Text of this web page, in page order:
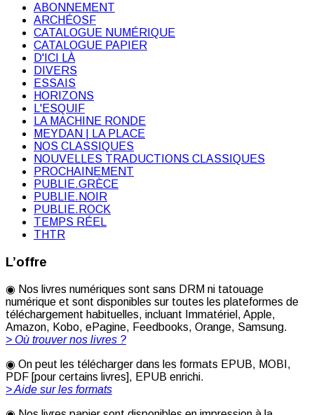
ABONNEMENT
ARCHÉOSF
CATALOGUE NUMÉRIQUE
CATALOGUE PAPIER
D'ICI LÀ
DIVERS
ESSAIS
HORIZONS
L'ESQUIF
LA MACHINE RONDE
MEYDAN | LA PLACE
NOS CLASSIQUES
NOUVELLES TRADUCTIONS CLASSIQUES
PROCHAINEMENT
PUBLIE.GRÈCE
PUBLIE.NOIR
PUBLIE.ROCK
TEMPS RÉEL
THTR
L’offre
◉ Nos livres numériques sont sans DRM ni tatouage
numérique et sont disponibles sur toutes les plateformes de
téléchargement habituelles, incluant Immatériel, Apple,
Amazon, Kobo, ePagine, Feedbooks, Orange, Samsung.
> Où trouver nos livres ?
◉ On peut les télécharger dans les formats EPUB, MOBI,
PDF [pour certains livres], EPUB enrichi.
> Aide sur les formats